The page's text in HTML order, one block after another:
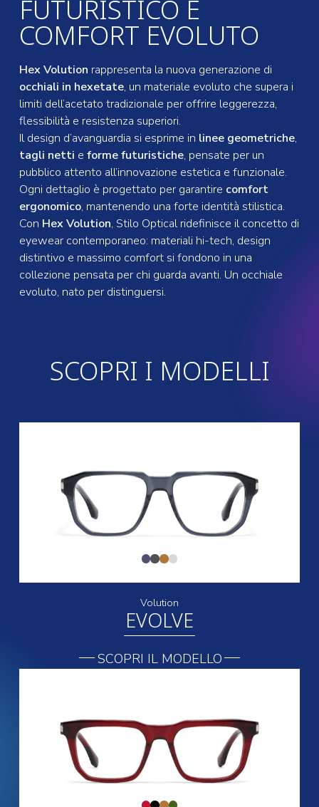
FUTURISTICO E
COMFORT EVOLUTO
Hex Volution rappresenta la nuova generazione di
occhiali in hexetate, un materiale evoluto che supera i
limiti dell’acetato tradizionale per offrire leggerezza,
flessibilità e resistenza superiori.
Il design d’avanguardia si esprime in linee geometriche,
tagli netti e forme futuristiche, pensate per un
pubblico attento all’innovazione estetica e funzionale.
Ogni dettaglio è progettato per garantire comfort
ergonomico, mantenendo una forte identità stilistica.
Con Hex Volution, Stilo Optical ridefinisce il concetto di
eyewear contemporaneo: materiali hi-tech, design
distintivo e massimo comfort si fondono in una
collezione pensata per chi guarda avanti. Un occhiale
evoluto, nato per distinguersi.
SCOPRI I MODELLI
Volution
EVOLVE
SCOPRI IL MODELLO